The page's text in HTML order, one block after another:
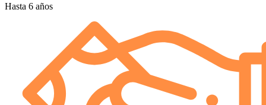
Hasta 6 años